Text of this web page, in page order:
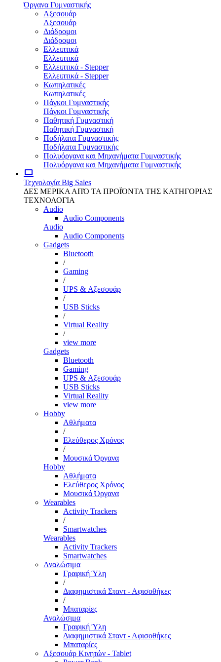
Όργανα Γυμναστικής
Αξεσουάρ
Αξεσουάρ
Διάδρομοι
Διάδρομοι
Ελλειπτικά
Ελλειπτικά
Ελλειπτικά - Stepper
Ελλειπτικά - Stepper
Κωπηλατικές
Κωπηλατικές
Πάγκοι Γυμναστικής
Πάγκοι Γυμναστικής
Παθητική Γυμναστική
Παθητική Γυμναστική
Ποδήλατα Γυμναστικής
Ποδήλατα Γυμναστικής
Πολυόργανα και Μηχανήματα Γυμναστικής
Πολυόργανα και Μηχανήματα Γυμναστικής
Τεχνολογία Big Sales
ΔΕΣ ΜΕΡΙΚΑ ΑΠΌ ΤΑ ΠΡΟΪΌΝΤΑ ΤΗΣ ΚΑΤΗΓΟΡΙΑΣ
ΤΕΧΝΟΛΟΓΙΑ
Audio
Audio Components
Audio
Audio Components
Gadgets
Bluetooth
/
Gaming
/
UPS & Αξεσουάρ
/
USB Sticks
/
Virtual Reality
/
view more
Gadgets
Bluetooth
Gaming
UPS & Αξεσουάρ
USB Sticks
Virtual Reality
view more
Hobby
Αθλήματα
/
Ελεύθερος Χρόνος
/
Μουσικά Όργανα
Hobby
Αθλήματα
Ελεύθερος Χρόνος
Μουσικά Όργανα
Wearables
Activity Trackers
/
Smartwatches
Wearables
Activity Trackers
Smartwatches
Αναλώσιμα
Γραφική Ύλη
/
Διαφημιστικά Σταντ - Αφισοθήκες
/
Μπαταρίες
Αναλώσιμα
Γραφική Ύλη
Διαφημιστικά Σταντ - Αφισοθήκες
Μπαταρίες
Αξεσουάρ Κινητών - Tablet